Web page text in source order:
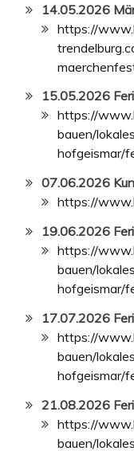
14.05.2026
https://
15.05.2026
https://
bauen/
hofgeismar/
07.06.2026
https://
19.06.2026
https://
bauen/
hofgeismar/
17.07.2026
https://
bauen/
hofgeismar/
21.08.2026
https://
bauen/